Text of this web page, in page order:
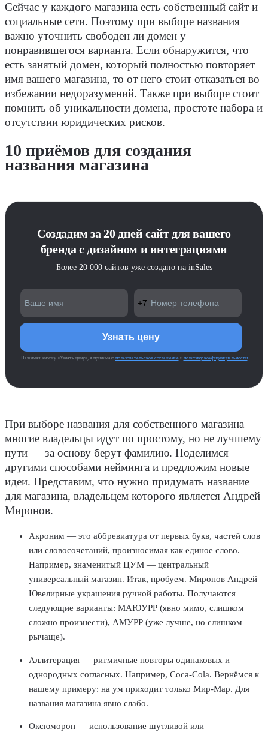
Сейчас у каждого магазина есть собственный сайт и
социальные сети. Поэтому при выборе названия
важно уточнить свободен ли домен у
понравившегося варианта. Если обнаружится, что
есть занятый домен, который полностью повторяет
имя вашего магазина, то от него стоит отказаться во
избежании недоразумений. Также при выборе стоит
помнить об уникальности домена, простоте набора и
отсутствии юридических рисков.
10 приёмов для создания
названия магазина
Создадим за 20 дней сайт для вашего
бренда с дизайном и интеграциями
Более 20 000 сайтов уже создано на inSales
Нажимая кнопку «Узнать цену», я принимаю пользовательское соглашениеи политику конфиденциальности
При выборе названия для собственного магазина
многие владельцы идут по простому, но не лучшему
пути — за основу берут фамилию. Поделимся
другими способами нейминга и предложим новые
идеи. Представим, что нужно придумать название
для магазина, владельцем которого является Андрей
Миронов.
Акроним — это аббревиатура от первых букв, частей слов
или словосочетаний, произносимая как единое слово.
Например, знаменитый ЦУМ — центральный
универсальный магазин. Итак, пробуем. Миронов Андрей
Ювелирные украшения ручной работы. Получаются
следующие варианты: МАЮУРР (явно мимо, слишком
сложно произнести), АМУРР (уже лучше, но слишком
рычаще).
Аллитерация — ритмичные повторы одинаковых и
однородных согласных. Например, Coca-Cola. Вернёмся к
нашему примеру: на ум приходит только Мир-Мар. Для
названия магазина явно слабо.
Оксюморон — использование шутливой или